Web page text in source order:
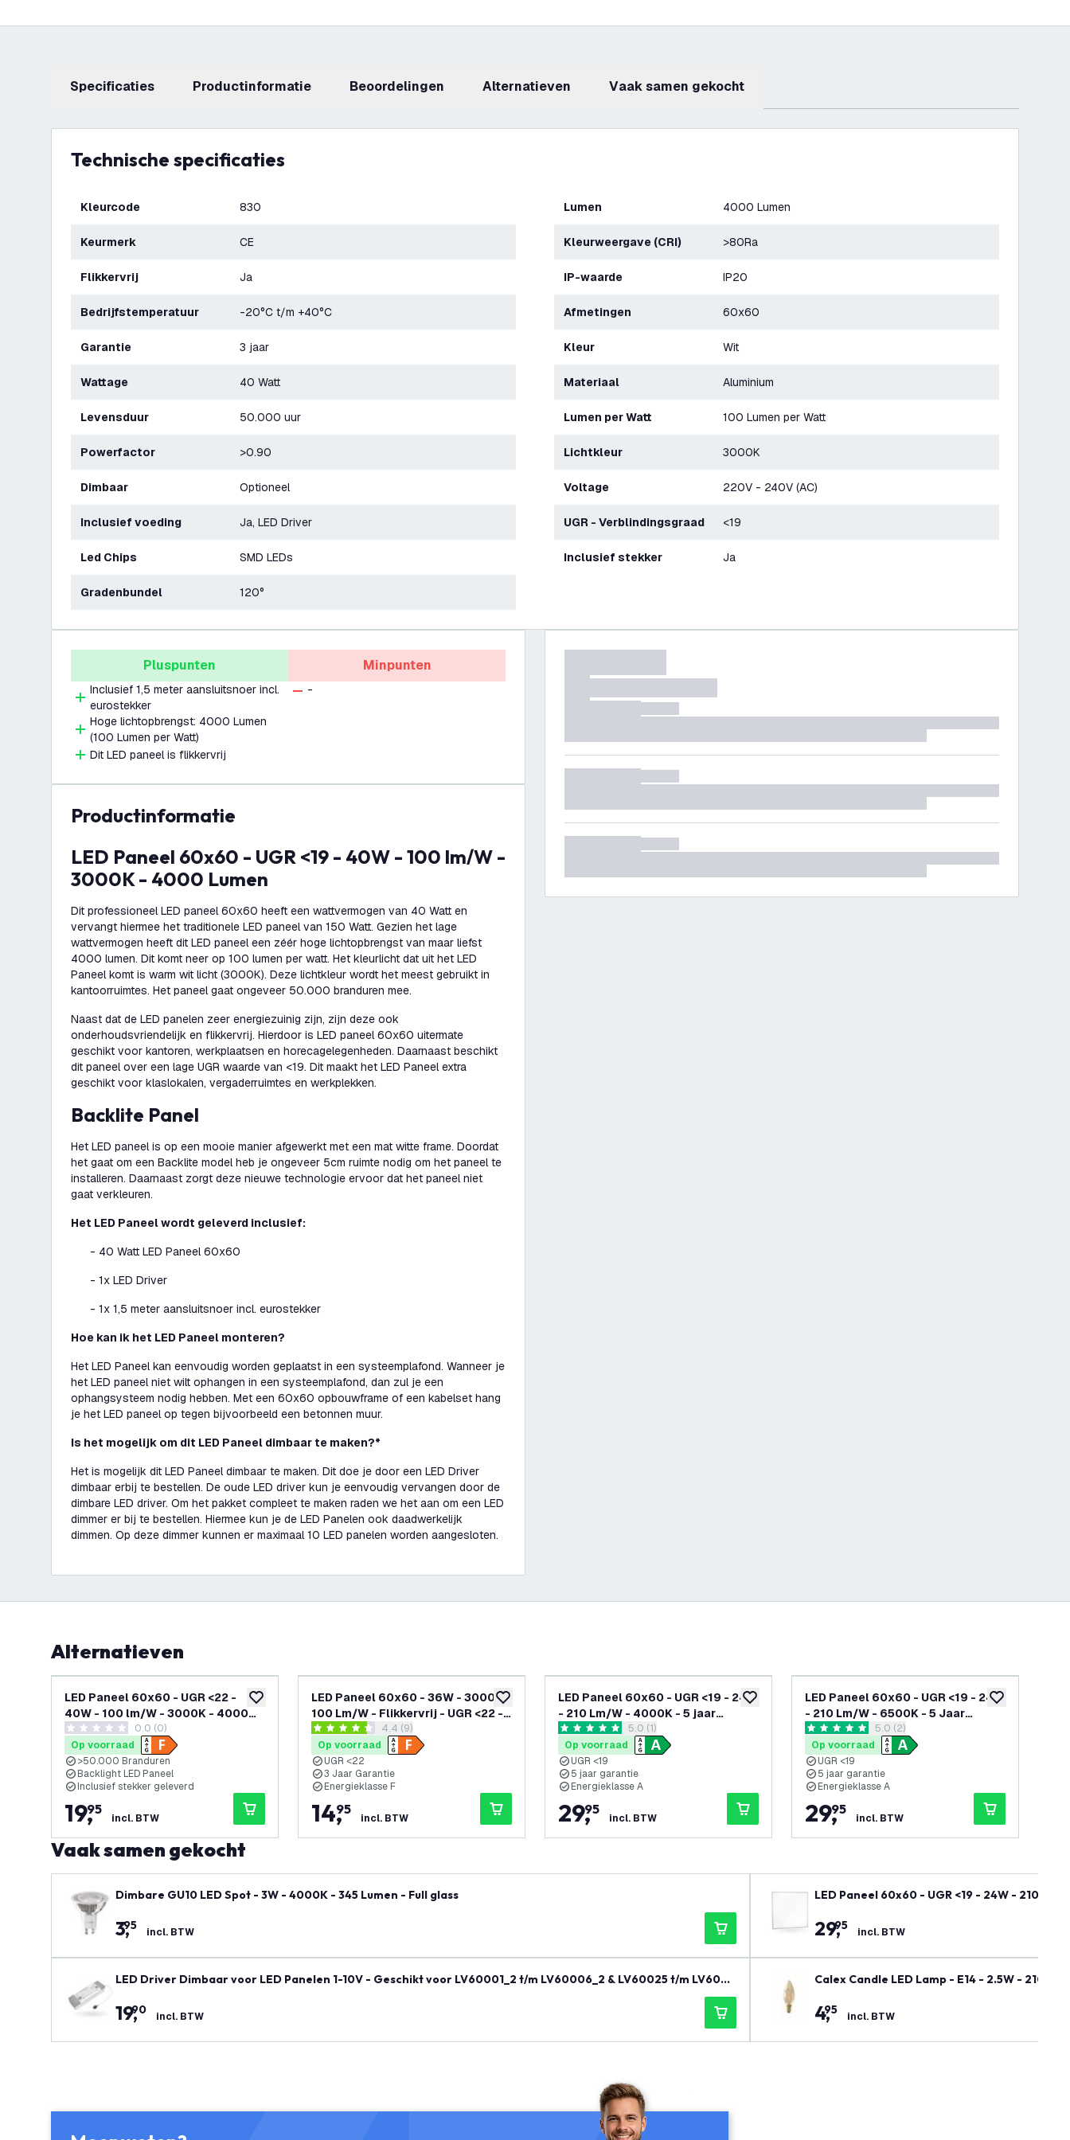
Specificaties productinformatie beoordelingen Alternatieven Vaak samen gekocht
Technische specificaties
Kleurcode 830
Keurmerk CE
Flikkervrij Ja
Bedrijfstemperatuur -20°C t/m +40°C
Garantie 3 jaar
Wattage 40 Watt
Levensduur 50.000 uur
Powerfactor >0.90
Dimbaar Optioneel
Inclusief voeding Ja, LED Driver
Led Chips SMD LEDs
Gradenbundel 120°
Lumen 4000 Lumen
Kleurweergave (CRI) >80Ra
IP-waarde IP20
Afmetingen 60x60
Kleur Wit
Materiaal Aluminium
Lumen per Watt 100 Lumen per Watt
Lichtkleur 3000K
Voltage 220V - 240V (AC)
UGR - Verblindingsgraad <19
Inclusief stekker Ja
Pluspunten
Inclusief 1,5 meter aansluitsnoer incl.
eurostekker
Hoge lichtopbrengst: 4000 Lumen
(100 Lumen per Watt)
Dit LED paneel is flikkervrij
Minpunten
-
productinformatie
LED Paneel 60x60 - UGR <19 - 40W - 100 lm/W -
3000K - 4000 Lumen
Dit professioneel LED paneel 60x60 heeft een wattvermogen van 40 Watt en
vervangt hiermee het traditionele LED paneel van 150 Watt. Gezien het lage
wattvermogen heeft dit LED paneel een zéér hoge lichtopbrengst van maar liefst
4000 lumen. Dit komt neer op 100 lumen per watt. Het kleurlicht dat uit het LED
Paneel komt is warm wit licht (3000K). Deze lichtkleur wordt het meest gebruikt in
kantoorruimtes. Het paneel gaat ongeveer 50.000 branduren mee.
Naast dat de LED panelen zeer energiezuinig zijn, zijn deze ook
onderhoudsvriendelijk en flikkervrij. Hierdoor is LED paneel 60x60 uitermate
geschikt voor kantoren, werkplaatsen en horecagelegenheden. Daarnaast beschikt
dit paneel over een lage UGR waarde van <19. Dit maakt het LED Paneel extra
geschikt voor klaslokalen, vergaderruimtes en werkplekken.
Backlite Panel
Het LED paneel is op een mooie manier afgewerkt met een mat witte frame. Doordat
het gaat om een Backlite model heb je ongeveer 5cm ruimte nodig om het paneel te
installeren. Daarnaast zorgt deze nieuwe technologie ervoor dat het paneel niet
gaat verkleuren.
Het LED Paneel wordt geleverd inclusief:
- 40 Watt LED Paneel 60x60
- 1x LED Driver
- 1x 1,5 meter aansluitsnoer incl. eurostekker
Hoe kan ik het LED Paneel monteren?
Het LED Paneel kan eenvoudig worden geplaatst in een systeemplafond. Wanneer je
het LED paneel niet wilt ophangen in een systeemplafond, dan zul je een
ophangsysteem nodig hebben. Met een 60x60 opbouwframe of een kabelset hang
je het LED paneel op tegen bijvoorbeeld een betonnen muur.
Is het mogelijk om dit LED Paneel dimbaar te maken?*
Het is mogelijk dit LED Paneel dimbaar te maken. Dit doe je door een LED Driver
dimbaar erbij te bestellen. De oude LED driver kun je eenvoudig vervangen door de
dimbare LED driver. Om het pakket compleet te maken raden we het aan om een LED
dimmer er bij te bestellen. Hiermee kun je de LED Panelen ook daadwerkelijk
dimmen. Op deze dimmer kunnen er maximaal 10 LED panelen worden aangesloten.
Alternatieven
toevoegen aan verlanglijst
LED Paneel 60x60 - UGR <22 -
40W - 100 lm/W - 3000K - 4000
Lumen
0 score sterren0.0 (0)
Op voorraad
>50.000 Branduren
Backlight LED Paneel
Inclusief stekker geleverd
19,
95
incl. BTW
toevoegen aan verlanglijst
LED Paneel 60x60 - 36W - 3000K -
100 Lm/W - Flikkervrij - UGR <22 -
3 Jaar Garantiereviews drawer openen
4.4 score sterren4.4 (9)
Op voorraad
UGR <22
3 Jaar Garantie
Energieklasse F
14,
95
incl. BTW
toevoegen aan verlanglijst
LED Paneel 60x60 - UGR <19 - 24W
- 210 Lm/W - 4000K - 5 jaar
garantie - Energieklasse A
reviews drawer openen
5 score sterren5.0 (1)
Op voorraad
UGR <19
5 jaar garantie
Energieklasse A
29,
95
incl. BTW
toevoegen
LED Paneel 60x60 - UGR <19 - 24W
- 210 Lm/W - 6500K - 5 Jaar
Garantie - Energieklasse A
reviews drawer openen
5 score sterren5.0 (2)
Op voorraad
UGR <19
5 jaar garantie
Energieklasse A
29,
95
incl. BTW
Vaak samen gekocht
Dimbare GU10 LED Spot - 3W - 4000K - 345 Lumen - Full glass
3,
95 incl. BTW
LED Driver Dimbaar voor LED Panelen 1-10V - Geschikt voor LV60001_2 t/m LV60006_2 & LV60025 t/m LV600
19,
90 incl. BTW
LED Paneel 60x60 - UGR <19 - 24W - 210
29,
95 incl. BTW
Calex Candle LED Lamp - E14 - 2.5W - 2100K
4,
95 incl. BTW